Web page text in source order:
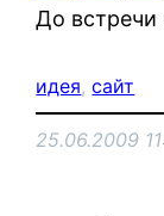
До встречи
идея, сайт
25.06.2009